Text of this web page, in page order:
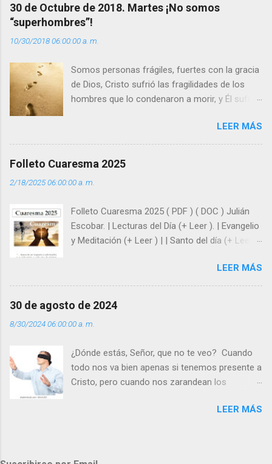
r
i
o
s
30 de Octubre de 2018. Martes ¡No somos
“superhombres”!
10/30/2018 06:00:00 a. m.
Somos personas frágiles, fuertes con la gracia
de Dios, Cristo sufrió las fragilidades de los
hombres que lo condenaron a morir, y Él sufrió
enseña Jesucristo? Que, si seguimos sus
huellas, sin ser superhombres, podemos
siempre está pendiente de nosotros. Amar es
y protegidos por nosotros. “ Señor, soy un
árbol sin frutos, pero tú me das la savia para
que al menos mis ramas y hojas den sombra
super hombre? - ¿Superas tu fragilidad con la
gracia de Dios? Julián Escobar. | Lecturas del
Día (+ Leer ). | Evangelio y Meditación (+ Leer ) |
LEER MÁS
Folleto Cuaresma 2025
2/18/2025 06:00:00 a. m.
Folleto Cuaresma 2025 ( PDF ) ( DOC ) Julián
Escobar. | Lecturas del Día (+ Leer ). | Evangelio
y Meditación (+ Leer ) | | Santo del día (+ Leer )
LEER MÁS
30 de agosto de 2024
8/30/2024 06:00:00 a. m.
¿Dónde estás, Señor, que no te veo? Cuando
todo nos va bien apenas si tenemos presente a
Cristo, pero cuando nos zarandean los
“¿Dónde estás, Señor, que no te veo, que me
LEER MÁS